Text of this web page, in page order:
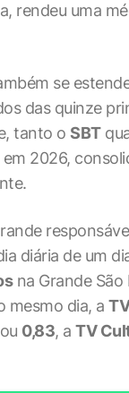
rendeu uma
se
das quinze
tanto o SBT
2026,
diária de um
na Grande São
mesmo dia, a
0,83, a TV